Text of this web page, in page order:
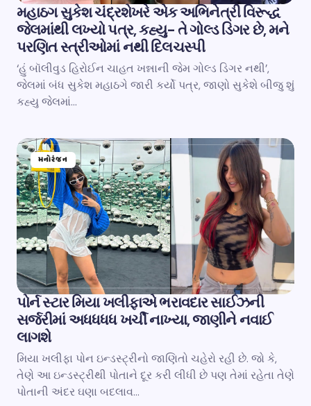
મહાઠગ સુકેશ ચંદ્રશેખરે એક અભિનેત્રી વિરૂદ્ધ
જેલમાંથી લખ્યો પત્ર, કહ્યુ- તે ગોલ્ડ ડિગર છે, મને
પરણિત સ્ત્રીઓમાં નથી દિલચસ્પી
‘હું બૉલીવુડ હિરોઈન ચાહત ખન્નાની જેમ ગોલ્ડ ડિગર નથી’,
જેલમાં બંધ સુકેશ મહાઠગે જારી કર્યો પત્ર, જાણો સુકેશે બીજુ શું
કહ્યુ જેલમાં…
મનોરંજન
પોર્ન સ્ટાર મિયા ખલીફાએ ભરાવદાર સાઈઝની
સર્જરીમાં અધધધધ ખર્ચી નાખ્યા, જાણીને નવાઈ
લાગશે
મિયા ખલીફા પોન ઇન્ડસ્ટ્રીનો જાણિતો ચહેરો રહી છે. જો કે,
તેણે આ ઇન્ડસ્ટ્રીથી પોતાને દૂર કરી લીધી છે પણ તેમાં રહેતા તેણે
પોતાની અંદર ઘણા બદલાવ…